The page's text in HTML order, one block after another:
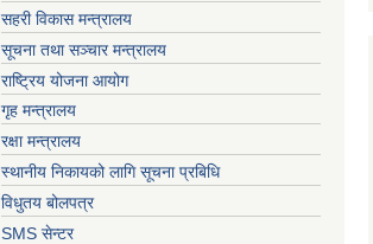
सहरी विकास मन्त्रालय
सूचना तथा सञ्चार मन्त्रालय
राष्ट्रिय योजना आयोग
गृह मन्त्रालय
रक्षा मन्त्रालय
स्थानीय निकायको लागि सूचना प्रबिधि
विधुतय बोलपत्र
SMS सेन्टर